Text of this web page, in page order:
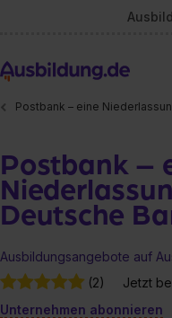
Postbank – eine
Postbank –
Deutsche
Ausbildungsangebote auf
(2)
Jetzt
Unternehmen abonnieren